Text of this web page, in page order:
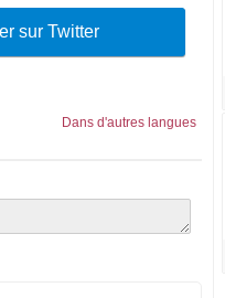
sur Twitter
Dans d'autres langues